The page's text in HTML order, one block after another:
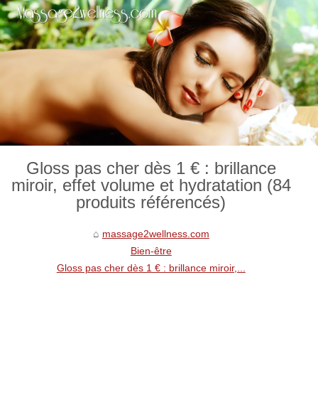
Gloss pas cher dès 1 € : brillance
miroir, effet volume et hydratation (84
produits référencés)
massage2wellness.com
Bien-être
Gloss pas cher dès 1 € : brillance miroir,...